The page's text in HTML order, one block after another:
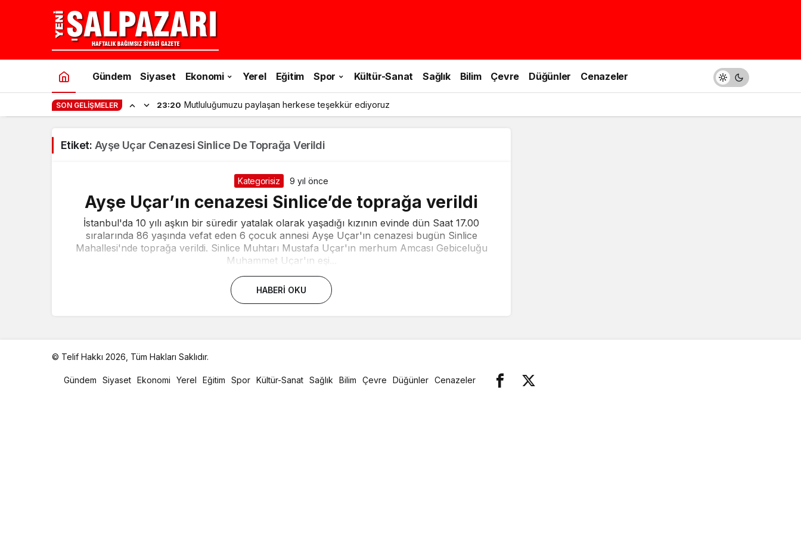
Gündem Siyaset Ekonomi Yerel Eğitim Spor Kültür-Sanat Sağlık Bilim Çevre Düğünler Cenazeler
SON GELIŞMELER 23:20 Mutluluğumuzu paylaşan herkese teşekkür ediyoruz
Etiket: Ayşe Uçar Cenazesi Sinlice De Toprağa Verildi
Kategorisiz 9 yıl önce
Ayşe Uçar’ın cenazesi Sinlice’de toprağa verildi
İstanbul'da 10 yılı aşkın bir süredir yatalak olarak yaşadığı kızının evinde dün Saat 17.00
sıralarında 86 yaşında vefat eden 6 çocuk annesi Ayşe Uçar'ın cenazesi bugün Sinlice
Mahallesi'nde toprağa verildi. Sinlice Muhtarı Mustafa Uçar'ın merhum Amcası Gebiceluğu
Muhammet Uçar'ın eşi...
HABERI OKU
© Telif Hakkı 2026, Tüm Hakları Saklıdır.
otoGündem Siyaset Ekonomi Yerel Eğitim Spor Kültür-Sanat Sağlık Bilim Çevre Düğünler Cenazeler